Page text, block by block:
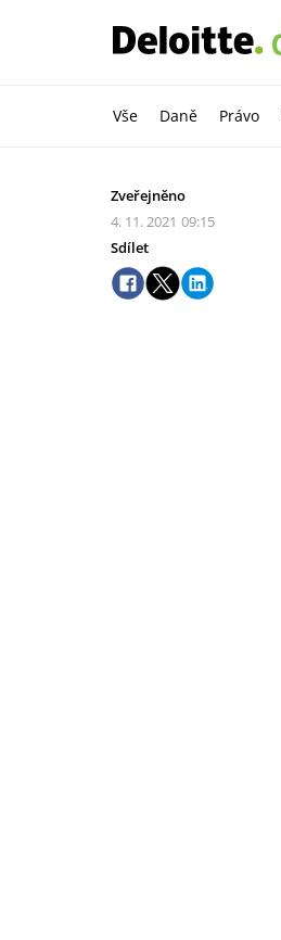
Vše Daně Právo
Zveřejněno
4. 11. 2021 09:15
Sdílet